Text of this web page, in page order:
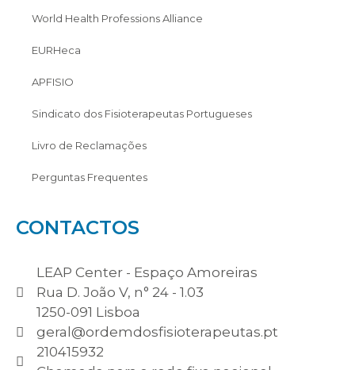
World Health Professions Alliance
EURHeca
APFISIO
Sindicato dos Fisioterapeutas Portugueses
Livro de Reclamações
Perguntas Frequentes
CONTACTOS
LEAP Center - Espaço Amoreiras
Rua D. João V, n° 24 - 1.03
1250-091 Lisboa
geral@ordemdosfisioterapeutas.pt
210415932